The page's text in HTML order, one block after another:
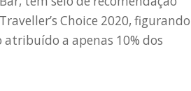
Choice 2020, figurando
a apenas 10% dos